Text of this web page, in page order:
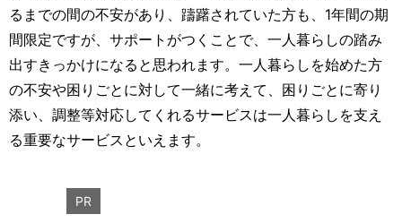
るまでの間の不安があり、躊躇されていた方も、1年間の期
間限定ですが、サポートがつくことで、一人暮らしの踏み
出すきっかけになると思われます。一人暮らしを始めた方
の不安や困りごとに対して一緒に考えて、困りごとに寄り
添い、調整等対応してくれるサービスは一人暮らしを支え
る重要なサービスといえます。
PR